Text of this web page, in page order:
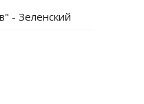
- Зеленский